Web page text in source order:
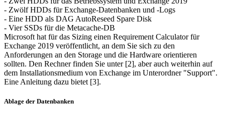
- Zwölf HDDs für Exchange-Datenbanken und -Logs
- Eine HDD als DAG AutoReseed Spare Disk
- Vier SSDs für die Metacache-DB
Microsoft hat für das Sizing einen Requirement Calculator für
Exchange 2019 veröffentlicht, an dem Sie sich zu den
Anforderungen an den Storage und die Hardware orientieren
sollten. Den Rechner finden Sie unter [2], aber auch weiterhin auf
dem Installationsmedium von Exchange im Unterordner "Support".
Eine Anleitung dazu bietet [3].
Ablage der Datenbanken